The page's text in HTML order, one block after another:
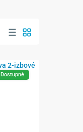
Dostupné